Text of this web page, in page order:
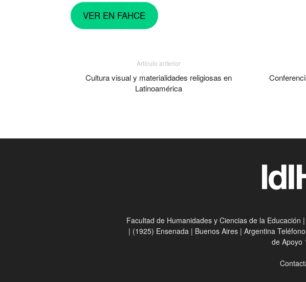
VER EN FAHCE
Artículo anterior
Cultura visual y materialidades religiosas en
Latinoamérica
Facultad de Humanidades y Ciencias de la
| (1925) Ensenada | Buenos Aires | Argentina
de Apoyo